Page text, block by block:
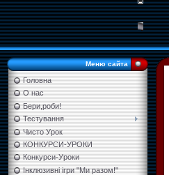
Меню сайта
Головна
О нас
Бери,роби!
Тестування
Чисто Урок
КОНКУРСИ-УРОКИ
Конкурси-Уроки
Інклюзивні ігри "Ми разом!"